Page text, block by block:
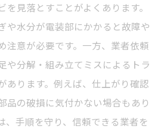
を見落とすことがよくあります。
や水分が電装部にかかると故障や
注意が必要です。一方、業者依頼
や分解・組み立てミスによるトラ
あります。例えば、仕上がり確認
品の破損に気付かない場合もあり
、手順を守り、信頼できる業者を